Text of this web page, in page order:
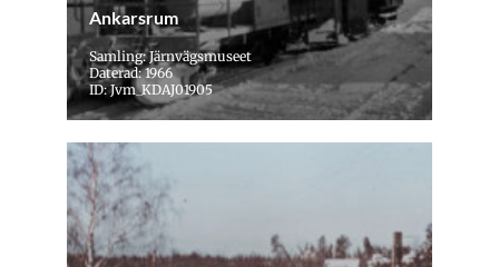
Ankarsrum
Samling: Järnvägsmuseet
Daterad: 1966
ID: Jvm_KDAJ01905